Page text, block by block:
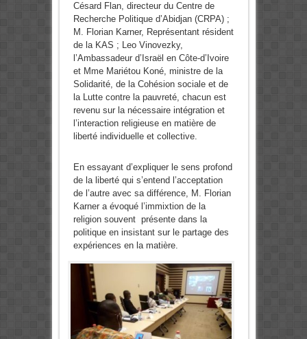
Césard Flan, directeur du Centre de
Recherche Politique d’Abidjan (CRPA) ;
M. Florian Karner, Représentant résident
de la KAS ; Leo Vinovezky,
l’Ambassadeur d’Israël en Côte-d’Ivoire
et Mme Mariétou Koné, ministre de la
Solidarité, de la Cohésion sociale et de
la Lutte contre la pauvreté, chacun est
revenu sur la nécessaire intégration et
l’interaction religieuse en matière de
liberté individuelle et collective.
En essayant d’expliquer le sens profond
de la liberté qui s’entend l’acceptation
de l’autre avec sa différence, M. Florian
Karner a évoqué l’immixtion de la
religion souvent présente dans la
politique en insistant sur le partage des
expériences en la matière.